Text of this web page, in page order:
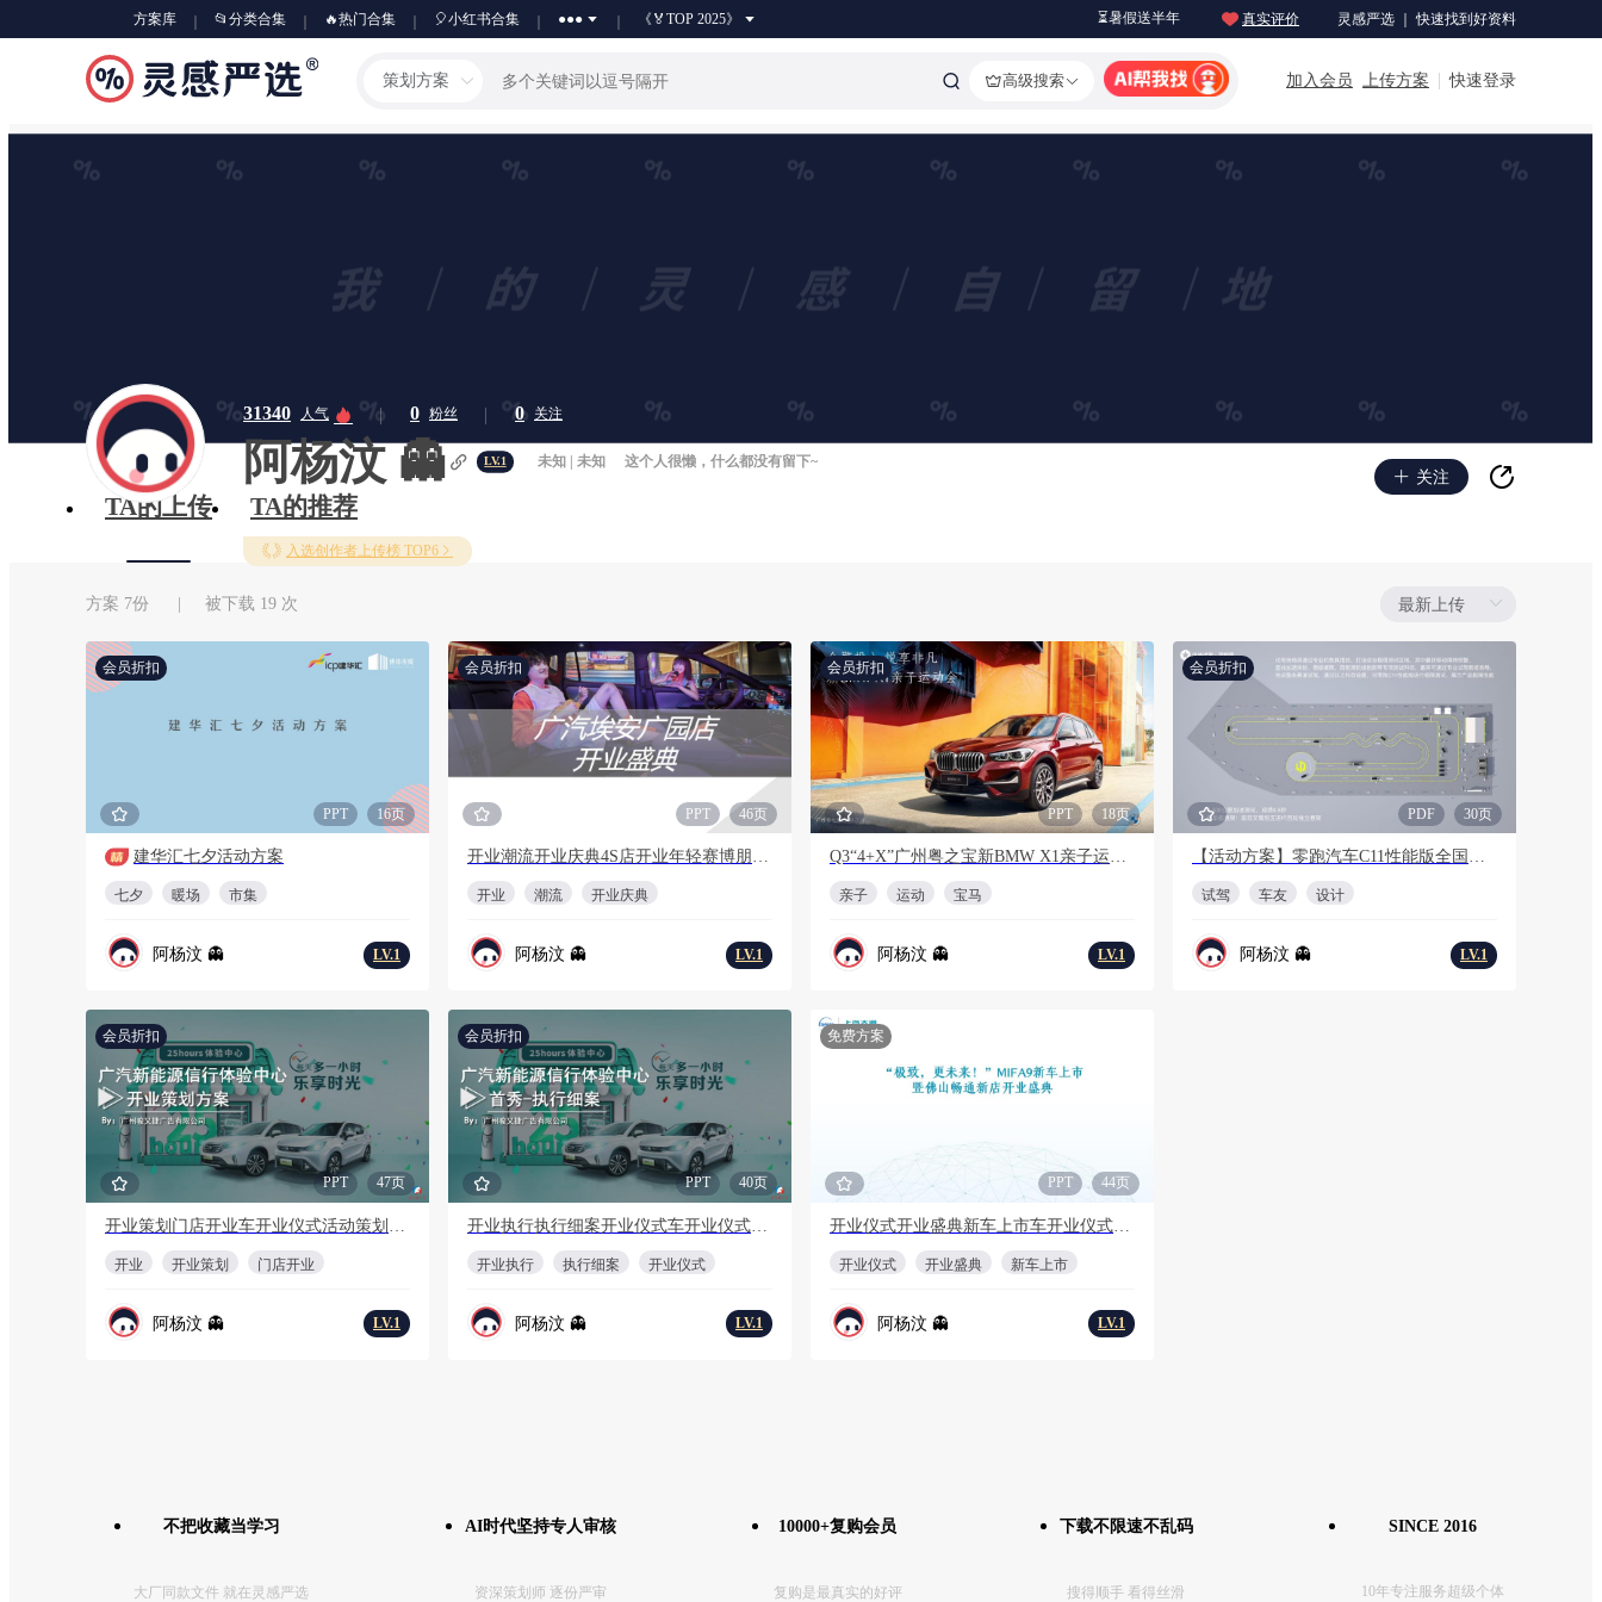
方案库 📂分类合集 🔥热门合集 🎈小红书合集 ●●● 《🏅TOP 2025》 ⏳暑假送半年 真实评价 灵感严选 ｜ 快速找到好资料
策划方案 高级搜索 加入会员 上传方案 快速登录
31340 人气 0 粉丝 0 关注
阿杨汶 👻 LV.1 未知 | 未知 这个人很懒，什么都没有留下~
入选创作者上传榜 TOP6
关注
TA的上传 TA的推荐
方案 7份 | 被下载 19 次
会员折扣
PPT 16页
建华汇七夕活动方案
七夕 暖场 市集
阿杨汶 👻 LV.1
会员折扣
PPT 46页
开业潮流开业庆典4S店开业年轻赛博朋克车开业仪式活动策划方案
开业 潮流 开业庆典
阿杨汶 👻 LV.1
会员折扣
PPT 18页
Q3“4+X”广州粤之宝新BMW X1亲子运动会活动方案
亲子 运动 宝马
阿杨汶 👻 LV.1
会员折扣
PDF 30页
【活动方案】零跑汽车C11性能版全国媒体试驾项目投标方案
试驾 车友 设计
阿杨汶 👻 LV.1
会员折扣
PPT 47页
开业 开业策划 门店开业
阿杨汶 👻 LV.1
会员折扣
PPT 40页
开业执行 执行细案 开业仪式
阿杨汶 👻 LV.1
免费方案
PPT 44页
开业仪式 开业盛典 新车上市
阿杨汶 👻 LV.1
不把收藏当学习
大厂同款文件 就在灵感严选
AI时代坚持专人审核
资深策划师 逐份严审
10000+复购会员
复购是最真实的好评
下载不限速不乱码
搜得顺手 看得丝滑
SINCE 2016
10年专注服务超级个体